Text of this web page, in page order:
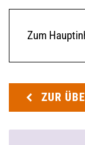
Zum
ZUR